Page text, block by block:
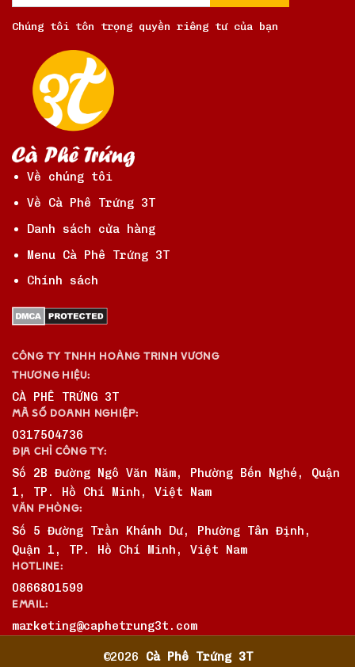
Chúng tôi tôn trọng quyền riêng tư của bạn
Về chúng tôi
Về Cà Phê Trứng 3T
Danh sách cửa hàng
Menu Cà Phê Trứng 3T
Chính sách
CÔNG TY TNHH HOÀNG TRINH VƯƠNG
THƯƠNG HIỆU:
CÀ PHÊ TRỨNG 3T
MÃ SỐ DOANH NGHIỆP:
0317504736
ĐỊA CHỈ CÔNG TY:
Số 2B Đường Ngô Văn Năm, Phường Bến Nghé, Quận
1, TP. Hồ Chí Minh, Việt Nam
VĂN PHÒNG:
Số 5 Đường Trần Khánh Dư, Phường Tân Định,
Quận 1, TP. Hồ Chí Minh, Việt Nam
HOTLINE:
0866801599
EMAIL:
marketing@caphetrung3t.com
©2026 Cà Phê Trứng 3T